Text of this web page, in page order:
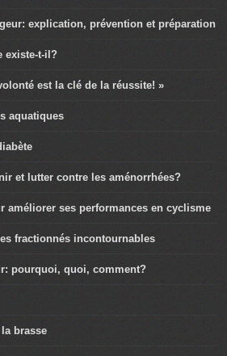
explication, prévention et préparation
existe-t-il?
est la clé de la réussite! »
aquatiques
et lutter contre les aménorrhées?
améliorer ses performances en cyclisme
fractionnés incontournables
pourquoi, quoi, comment?
brasse